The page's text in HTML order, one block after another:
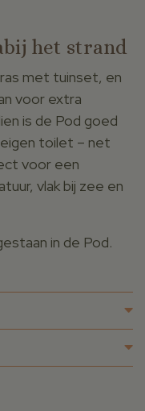
het strand
met tuinset, en
voor extra
is de Pod goed
toilet – net
voor een
vlak bij zee en
in de Pod.